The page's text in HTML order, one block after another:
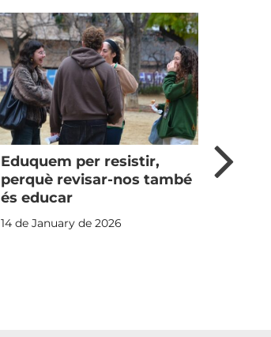
Eduquem per resistir,
perquè revisar-nos també
és educar
14 de January de 2026